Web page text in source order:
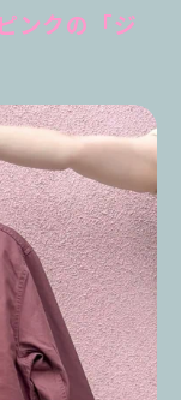
ンクの「ジ